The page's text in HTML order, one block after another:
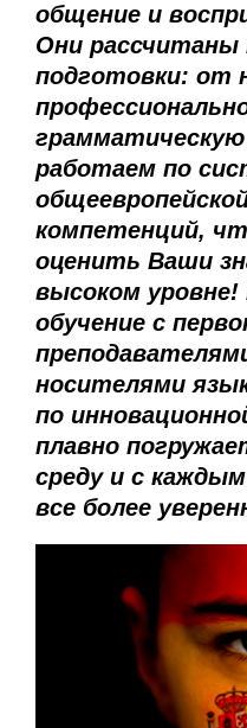
общение и
Они рассчитаны
подготовки: от
работаем по
компетенций,
оценить Ваши
высоком уровне!
обучение с
носителями
по
плавно
среду и с
все более